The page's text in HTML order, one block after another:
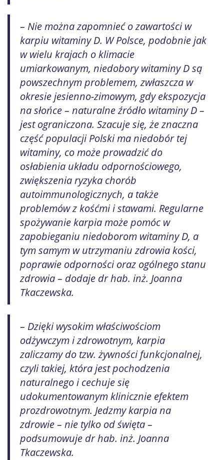
– Nie można zapomnieć o zawartości w
karpiu witaminy D. W Polsce, podobnie jak
w wielu krajach o klimacie
umiarkowanym, niedobory witaminy D są
powszechnym problemem, zwłaszcza w
okresie jesienno-zimowym, gdy ekspozycja
na słońce – naturalne źródło witaminy D –
jest ograniczona. Szacuje się, że znaczna
część populacji Polski ma niedobór tej
witaminy, co może prowadzić do
osłabienia układu odpornościowego,
zwiększenia ryzyka chorób
autoimmunologicznych, a także
problemów z kośćmi i stawami. Regularne
spożywanie karpia może pomóc w
zapobieganiu niedoborom witaminy D, a
tym samym w utrzymaniu zdrowia kości,
poprawie odporności oraz ogólnego stanu
zdrowia – dodaje dr hab. inż. Joanna
Tkaczewska.
– Dzięki wysokim właściwościom
odżywczym i zdrowotnym, karpia
zaliczamy do tzw. żywności funkcjonalnej,
czyli takiej, która jest pochodzenia
naturalnego i cechuje się
udokumentowanym klinicznie efektem
prozdrowotnym. Jedzmy karpia na
zdrowie – nie tylko od święta –
podsumowuje dr hab. inż. Joanna
Tkaczewska.